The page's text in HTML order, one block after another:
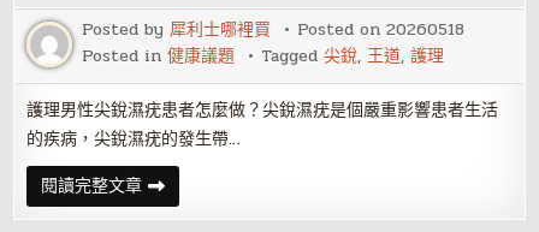
Posted by犀利士哪裡買 Posted on20260518
Posted in健康議題 Tagged尖銳,王道,護理
護理男性尖銳濕疣患者怎麼做？尖銳濕疣是個嚴重影響患者生活
的疾病，尖銳濕疣的發生帶…
閱讀完整文章男
性
尖